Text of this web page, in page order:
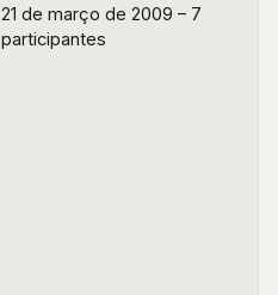
21 de março de 2009 – 7
participantes